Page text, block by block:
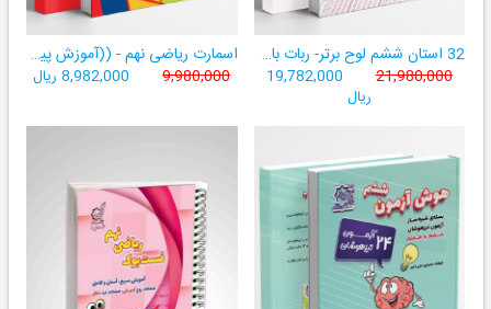
32 استان ششم لوح برتر- ربات باهوش ششم ((به همراه سامانۀ آزمون‌ساز رایگان))
21,980,000
19,782,000
ریال
اسمارت ریاضی نهم - ((آموزش پیشرفتۀ ریاضی تیزهوشان و نمونه‌دولتی نهم+ سامانۀ آزمون‌ساز آنلاین))
9,980,000 8,982,000 ریال